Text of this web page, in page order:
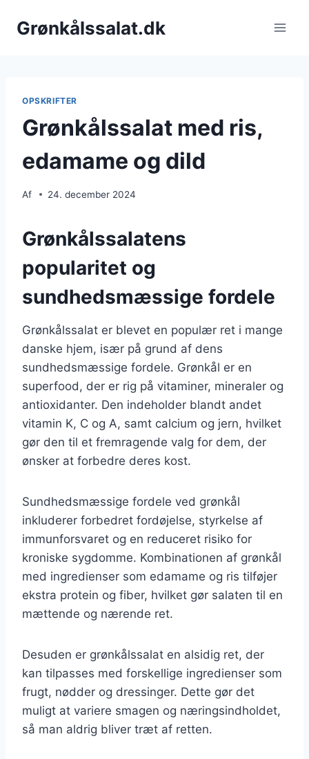
Grønkålssalat.dk
OPSKRIFTER
Grønkålssalat med ris,
edamame og dild
Af 24. december 2024
Grønkålssalatens
popularitet og
sundhedsmæssige fordele
Grønkålssalat er blevet en populær ret i mange
danske hjem, især på grund af dens
sundhedsmæssige fordele. Grønkål er en
superfood, der er rig på vitaminer, mineraler og
antioxidanter. Den indeholder blandt andet
vitamin K, C og A, samt calcium og jern, hvilket
gør den til et fremragende valg for dem, der
ønsker at forbedre deres kost.
Sundhedsmæssige fordele ved grønkål
inkluderer forbedret fordøjelse, styrkelse af
immunforsvaret og en reduceret risiko for
kroniske sygdomme. Kombinationen af grønkål
med ingredienser som edamame og ris tilføjer
ekstra protein og fiber, hvilket gør salaten til en
mættende og nærende ret.
Desuden er grønkålssalat en alsidig ret, der
kan tilpasses med forskellige ingredienser som
frugt, nødder og dressinger. Dette gør det
muligt at variere smagen og næringsindholdet,
så man aldrig bliver træt af retten.